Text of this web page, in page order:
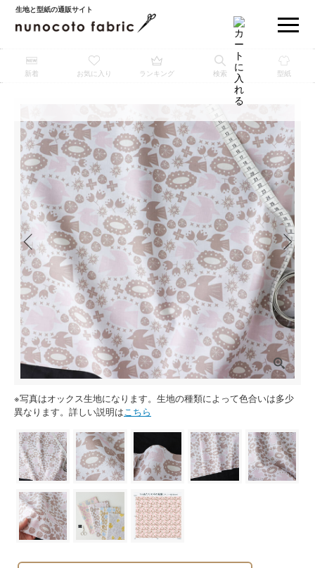
生地と型紙の通販サイト
新着 お気に入り ランキング 検索 型紙
※写真はオックス生地になります。生地の種類によって色合いは多少
異なります。詳しい説明はこちら